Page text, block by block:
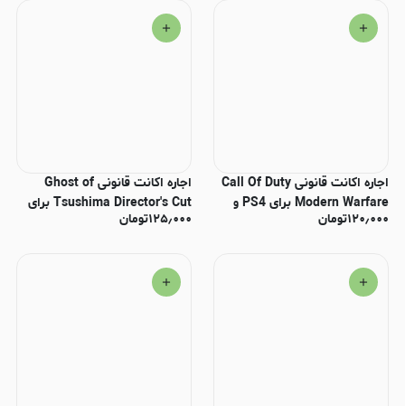
اجاره اکانت قانونی Call Of Duty
Modern Warfare برای PS4 و
PS5
۱۲۰٫۰۰۰تومان
اجاره اکانت قانونی Ghost of
Tsushima Director's Cut برای
PS4 و PS5
۱۲۵٫۰۰۰تومان